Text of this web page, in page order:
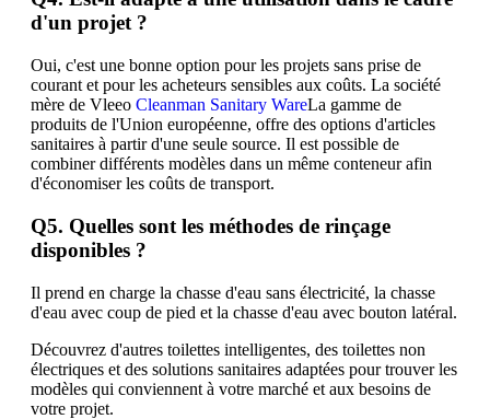
d'un projet ?
Oui, c'est une bonne option pour les projets sans prise de
courant et pour les acheteurs sensibles aux coûts. La société
mère de Vleeo Cleanman Sanitary WareLa gamme de
produits de l'Union européenne, offre des options d'articles
sanitaires à partir d'une seule source. Il est possible de
combiner différents modèles dans un même conteneur afin
d'économiser les coûts de transport.
Q5. Quelles sont les méthodes de rinçage
disponibles ?
Il prend en charge la chasse d'eau sans électricité, la chasse
d'eau avec coup de pied et la chasse d'eau avec bouton latéral.
Découvrez d'autres toilettes intelligentes, des toilettes non
électriques et des solutions sanitaires adaptées pour trouver les
modèles qui conviennent à votre marché et aux besoins de
votre projet.